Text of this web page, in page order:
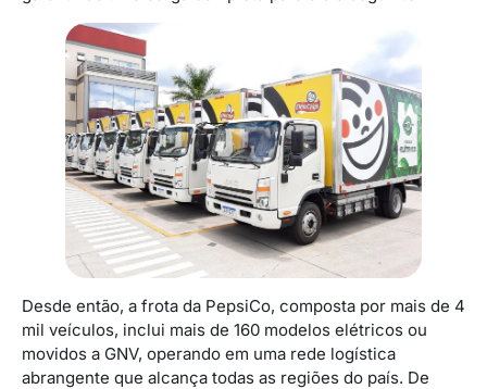
Desde então, a frota da PepsiCo, composta por mais de 4
mil veículos, inclui mais de 160 modelos elétricos ou
movidos a GNV, operando em uma rede logística
abrangente que alcança todas as regiões do país. De